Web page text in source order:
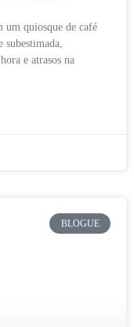
um quiosque de café
subestimada,
e atrasos na
BLOGUE